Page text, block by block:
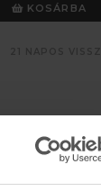
KOSÁRBA